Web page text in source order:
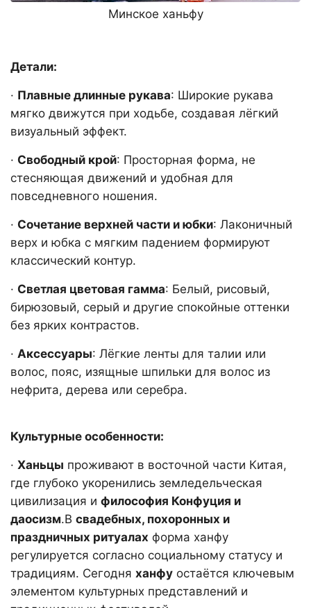
Минское ханьфу
Детали:
· Плавные длинные рукава: Широкие рукава
мягко движутся при ходьбе, создавая лёгкий
визуальный эффект.
· Свободный крой: Просторная форма, не
стесняющая движений и удобная для
повседневного ношения.
· Сочетание верхней части и юбки: Лаконичный
верх и юбка с мягким падением формируют
классический контур.
· Светлая цветовая гамма: Белый, рисовый,
бирюзовый, серый и другие спокойные оттенки
без ярких контрастов.
· Аксессуары: Лёгкие ленты для талии или
волос, пояс, изящные шпильки для волос из
нефрита, дерева или серебра.
Культурные особенности:
· Ханьцы проживают в восточной части Китая,
где глубоко укоренились земледельческая
цивилизация и философия Конфуция и
даосизм.В свадебных, похоронных и
праздничных ритуалах форма ханфу
регулируется согласно социальному статусу и
традициям. Сегодня ханфу остаётся ключевым
элементом культурных представлений и